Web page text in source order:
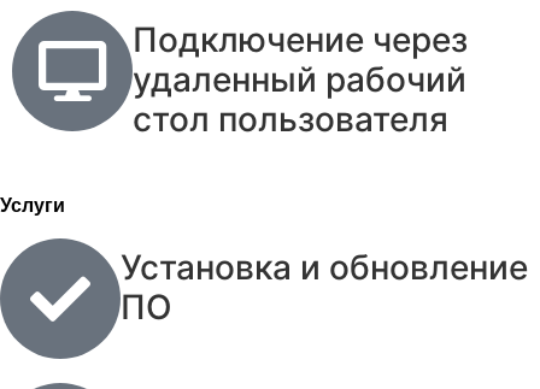
Подключение через
удаленный рабочий
стол пользователя
Услуги
Установка и обновление
ПО